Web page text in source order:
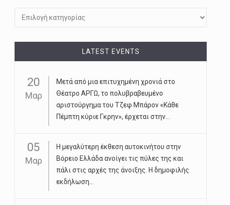
LATEST EVENTS
20
Μαρ
Μετά από μια επιτυχημένη χρονιά στο
Θέατρο ΑΡΓΩ, το πολυβραβευμένο
αριστούργημα του Τζεφ Μπάρον «Κάθε
Πέμπτη κύριε Γκρην», έρχεται στην...
05
Μαρ
Η μεγαλύτερη έκθεση αυτοκινήτου στην
Βόρειο Ελλάδα ανοίγει τις πύλες της και
πάλι στις αρχές της άνοιξης. Η δημοφιλής
εκδήλωση...